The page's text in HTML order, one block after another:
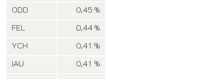
ODD 0,45 %
FEL 0,44 %
YCH 0,41 %
IAU 0,41 %